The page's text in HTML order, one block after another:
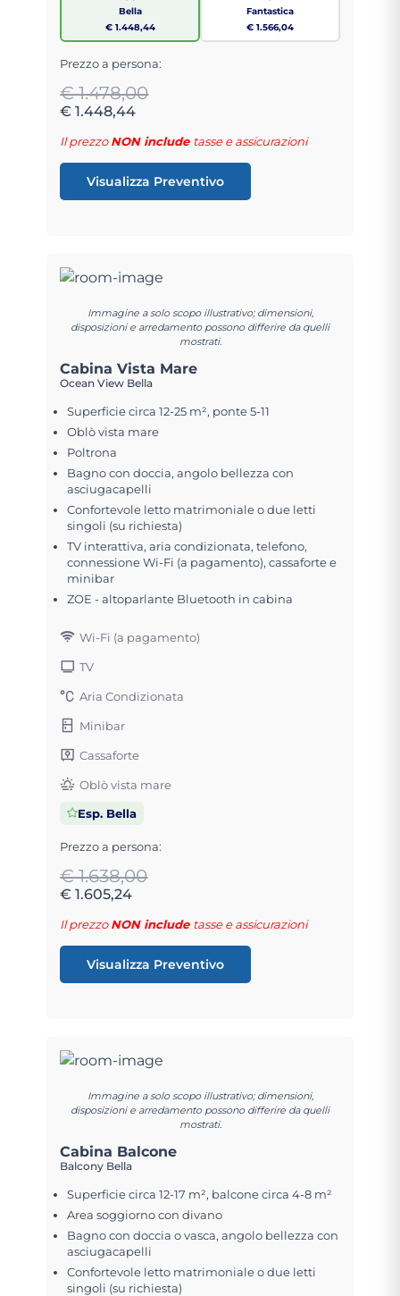
Bella
€ 1.448,44
Fantastica
€ 1.566,04
Prezzo a persona:
€ 1.478,00
€ 1.448,44
Il prezzoNON include tasse e assicurazioni
Visualizza Preventivo
Immagine a solo scopo illustrativo; dimensioni,
disposizioni e arredamento possono differire da quelli
mostrati.
Cabina Vista Mare
Ocean View Bella
Superficie circa 12-25 m², ponte 5-11
Oblò vista mare
Poltrona
Bagno con doccia, angolo bellezza con
asciugacapelli
Confortevole letto matrimoniale o due letti
singoli (su richiesta)
TV interattiva, aria condizionata, telefono,
connessione Wi-Fi (a pagamento), cassaforte e
minibar
ZOE - altoparlante Bluetooth in cabina
Wi-Fi (a pagamento)
TV
Aria Condizionata
Minibar
Cassaforte
Oblò vista mare
Esp. Bella
Prezzo a persona:
€ 1.638,00
€ 1.605,24
Il prezzoNON include tasse e assicurazioni
Visualizza Preventivo
Immagine a solo scopo illustrativo; dimensioni,
disposizioni e arredamento possono differire da quelli
mostrati.
Cabina Balcone
Balcony Bella
Superficie circa 12-17 m², balcone circa 4-8 m²
Area soggiorno con divano
Bagno con doccia o vasca, angolo bellezza con
asciugacapelli
Confortevole letto matrimoniale o due letti
singoli (su richiesta)